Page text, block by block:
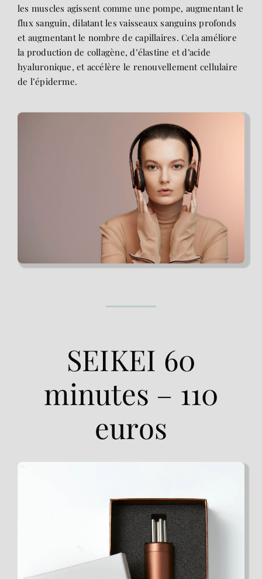
les muscles agissent comme une pompe, augmentant le
flux sanguin, dilatant les vaisseaux sanguins profonds
et augmentant le nombre de capillaires. Cela améliore
la production de collagène, d’élastine et d’acide
hyaluronique, et accélère le renouvellement cellulaire
de l’épiderme.
SEIKEI 60
minutes – 110
euros